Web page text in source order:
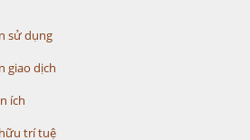
sử dụng
giao dịch
ích
trí tuệ